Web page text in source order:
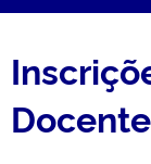
PORTARIAS